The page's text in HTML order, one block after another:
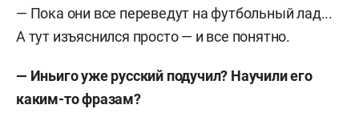
— Пока они все переведут на футбольный лад...
А тут изъяснился просто — и все понятно.
— Иньиго уже русский подучил? Научили его
каким-то фразам?